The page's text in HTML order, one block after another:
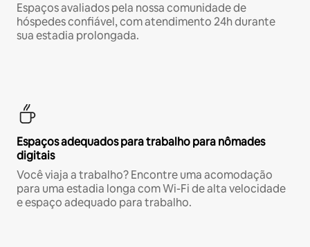
Espaços avaliados pela nossa comunidade de
hóspedes confiável, com atendimento 24h durante
sua estadia prolongada.
Espaços adequados para trabalho para nômades
digitais
Você viaja a trabalho? Encontre uma acomodação
para uma estadia longa com Wi-Fi de alta velocidade
e espaço adequado para trabalho.